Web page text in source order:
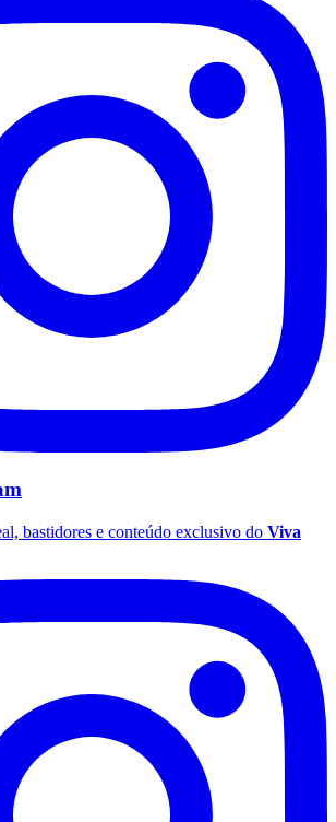
bastidores e conteúdo exclusivo do Viva